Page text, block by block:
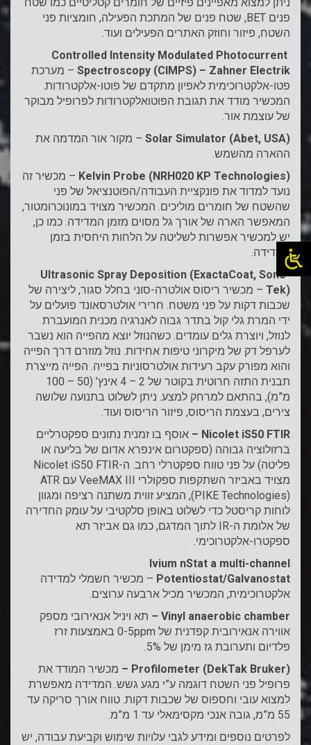
פנים BET, שטח פנים של המתכת הפעילה, חומציות פני
השטח, פיזור וחוזק האתרים הפעילים ועוד.
Controlled Intensity Modulated Photocurrent
Spectroscopy (CIMPS) – Zahner Electrik – מערכת
פטו-אלקטרוכימית לאפיון מתקדם של פוטו-אלקטרודות.
המכשיר מודד את תגובת הפוטואלקטרודות לפרופיל מבוקר
של עוצמת אור.
Solar Simulator (Abet, USA) – מקור אור המדמה את
ההארה מהשמש.
Kelvin Probe (NRH020 KP Technologies) – מכשיר זה
נועד למדוד את פונקציית העבודה/הפוטנציאל של פני
שהשטח של חומרים מוליכים. המכשיר מצויד במונוכרומטור,
המאפשר הארה של אורך גל מסוים מזמן המדידה. כמו כן,
יש למכשיר אפשרות לשליטה על הלחות היחסית בזמן
המדידה.
Ultrasonic Spray Deposition (ExactaCoat, Sono-
Tek) – מכשיר ריסוס אולטרה-סוני בחלל סגור, ליצירה של
שכבות דקות על פני משטח. חרירי אולטרסאונד פועלים על
ידי המרת גלי קול בתדר גבוה לאנרגיה מכנית המועברת
לנוזל, ויוצרת גלים עומדים. כשהנוזל יוצא מהפייה הוא נשבר
לערפל דק של מיקרוני טיפות אחידות. נוזל מוזרם דרך הפייה
והוא מפורק עקב רעידות אולטרסוניות בפייה. הפייה מייצרת
תבנית התזה חרוטית בקוטר של 2 – 4 אינץ’ (50 – 100
מ”מ), בהתאם למרחק למצע. ניתן לשלוט בתנועה שלושה
צירים, בעצמת הריסוס, פיזור הריסוס ועוד.
Nicolet iS50 FTIR
– אוסף בו זמנית נתונים ספקטרליים
ברזולוציה גבוהה (ספקטרום אינפרא אדום של בליעה או
פליטה) על פני טווח ספקטרלי רחב. ה-Nicolet iS50 FTIR
מצויד באביזר השתקפות ספקולרי VeeMAX III עם ATR
(PIKE Technologies), המציע זווית משתנה רציפה ומגוון
לוחות קריסטל כדי לשלוט באופן סלקטיבי על עומק החדירה
של אלומת ה-IR לתוך המדגם, כמו גם אביזר תא
ספקטרו-אלקטרוכימי.
Ivium nStat a multi-channel
Potentiostat/Galvanostat – מכשיר חשמלי למדידה
אלקטרוכימית, המכשיר מכיל ארבעה ערוצים.
Vinyl anaerobic chamber
– תא ויניל אנאירובי מספק
אווירה אנאירובית קפדנית של 0-5ppm באמצעות זרז
פלדיום ותערובת גז מימן של 5%.
Profilometer (DekTak Bruker)
– מכשיר המודד את
פרופיל פני השטח דוגמה ע”י מגע גשש. המדידה מאפשרת
למצוא עובי וחספוס של שכבות דקות. טווח אורך סריקה עד
55 מ”מ, גובה אנכי מקסימאלי עד 1 מ”מ.
לפרטים נוספים ומידע לגבי עלויות שימוש וקביעת עבודה, יש